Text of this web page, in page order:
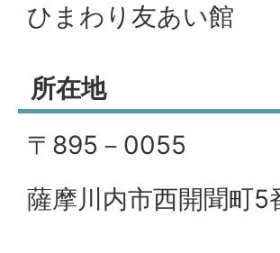
ひまわり友あい館
所在地
〒895－0055
薩摩川内市西開聞町5